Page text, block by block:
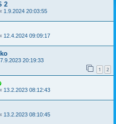
2
1.9.2024 20:03:55
12.4.2024 09:09:17
7.9.2023 20:19:33
1 2
13.2.2023 08:12:43
13.2.2023 08:10:45